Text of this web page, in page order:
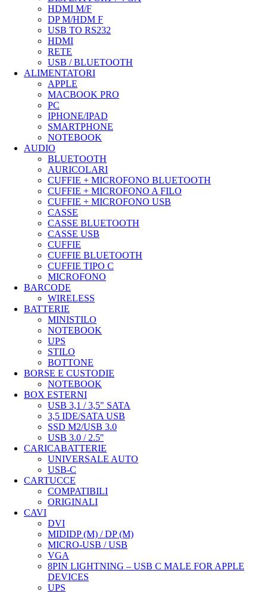
HDMI M/F
DP M/HDM F
USB TO RS232
HDMI
RETE
USB / BLUETOOTH
ALIMENTATORI
APPLE
MACBOOK PRO
PC
IPHONE/IPAD
SMARTPHONE
NOTEBOOK
AUDIO
BLUETOOTH
AURICOLARI
CUFFIE + MICROFONO BLUETOOTH
CUFFIE + MICROFONO A FILO
CUFFIE + MICROFONO USB
CASSE
CASSE BLUETOOTH
CASSE USB
CUFFIE
CUFFIE BLUETOOTH
CUFFIE TIPO C
MICROFONO
BARCODE
WIRELESS
BATTERIE
MINISTILO
NOTEBOOK
UPS
STILO
BOTTONE
BORSE E CUSTODIE
NOTEBOOK
BOX ESTERNI
USB 3,1 / 3,5" SATA
3,5 IDE/SATA USB
SSD M2/USB 3.0
USB 3.0 / 2.5''
CARICABATTERIE
UNIVERSALE AUTO
USB-C
CARTUCCE
COMPATIBILI
ORIGINALI
CAVI
DVI
MIDIDP (M) / DP (M)
MICRO-USB / USB
VGA
8PIN LIGHTNING – USB C MALE FOR APPLE
DEVICES
UPS